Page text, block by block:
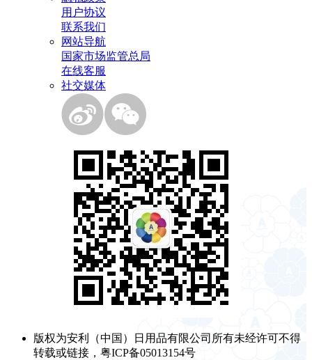
用户协议
联系我们
网站导航
国家市场监管总局
在线客服
社交媒体
版权为安利（中国）日用品有限公司所有未经许可不得
转载或链接，粤ICP备05013154号